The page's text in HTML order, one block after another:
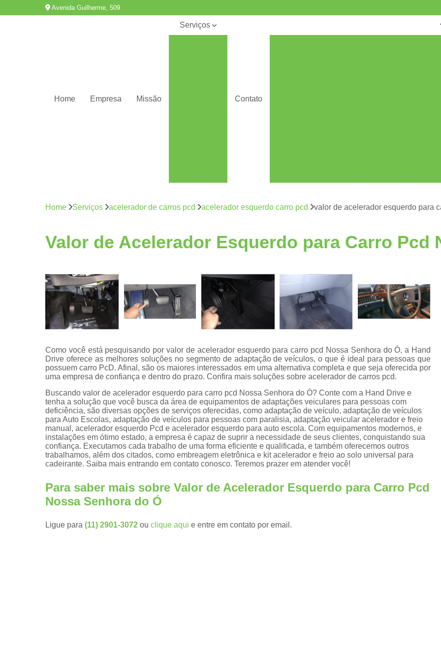
Avenida Guilherme, 509
Home Empresa Missão
Serviços
pcd
de veículos
Bancos
Câmeras de
ré pcd
Centrais de
multimídia
Central de
Central
multimídias
volante pcd
Comprar kit
aceleradores
e freios
manuais
Embreagens
eletrônicas
aceleradores
Módulos de
Contato
Acelerador e Freio Manual Solo
Acelerador a Esquerda
Acelerador a
Acelerador Esquerdo para Auto Escola
Acelerador Esquerdo Pcd
Acelerador Lado Esquerdo Adaptação
Acelerador Pedal Lado
Acessórios em Automotivos Pcd
Acessórios para Automotivos
Acessórios para Veículos Pcd
Adaptação de Veículo para Cadeirante
Adaptação de Veículos Cadeirantes
Adaptação de Veículos para Cadeirantes
Adaptação de
Adaptação de Veículos para
Adaptação de Veículos
Adaptação de Veículos para Pessoas com
Adaptação Veicular Acelerador e Freio Manual
Home Serviços acelerador de carros pcd acelerador esquerdo carro pcd valor de acelerador esquerdo para
Valor de Acelerador Esquerdo para Carro Pcd
Como você está pesquisando por valor de acelerador esquerdo para carro pcd Nossa Senhora do Ó, a Hand
Drive oferece as melhores soluções no segmento de adaptação de veículos, o que é ideal para pessoas que
possuem carro PcD. Afinal, são os maiores interessados em uma alternativa completa e que seja oferecida por
uma empresa de confiança e dentro do prazo. Confira mais soluções sobre acelerador de carros pcd.
Buscando valor de acelerador esquerdo para carro pcd Nossa Senhora do Ó? Conte com a Hand Drive e
tenha a solução que você busca da área de equipamentos de adaptações veiculares para pessoas com
deficiência, são diversas opções de serviços oferecidas, como adaptação de veículo, adaptação de veículos
para Auto Escolas, adaptação de veículos para pessoas com paralisia, adaptação veicular acelerador e freio
manual, acelerador esquerdo Pcd e acelerador esquerdo para auto escola. Com equipamentos modernos, e
instalações em ótimo estado, a empresa é capaz de suprir a necessidade de seus clientes, conquistando sua
confiança. Executamos cada trabalho de uma forma eficiente e qualificada, e também oferecemos outros
trabalhamos, além dos citados, como embreagem eletrônica e kit acelerador e freio ao solo universal para
cadeirante. Saiba mais entrando em contato conosco. Teremos prazer em atender você!
Para saber mais sobre Valor de Acelerador Esquerdo para Carro Pcd
Nossa Senhora do Ó
Ligue para (11) 2901-3072 ou clique aqui e entre em contato por email.